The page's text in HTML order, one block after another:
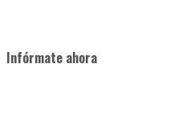
Infórmate ahora